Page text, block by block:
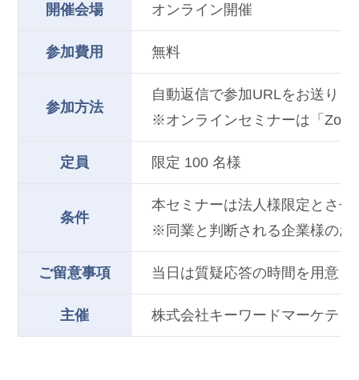
開催会場 オンライン開催
参加費用 無料
参加方法
自動返信で参加URLをお送り
※オンラインセミナーは「
定員 限定 100 名様
条件
本セミナーは法人様限定とさ
※同業と判断される企業様のお
ご留意事項 当日は質疑応答の時間を用意
主催 株式会社キーワードマーケティ